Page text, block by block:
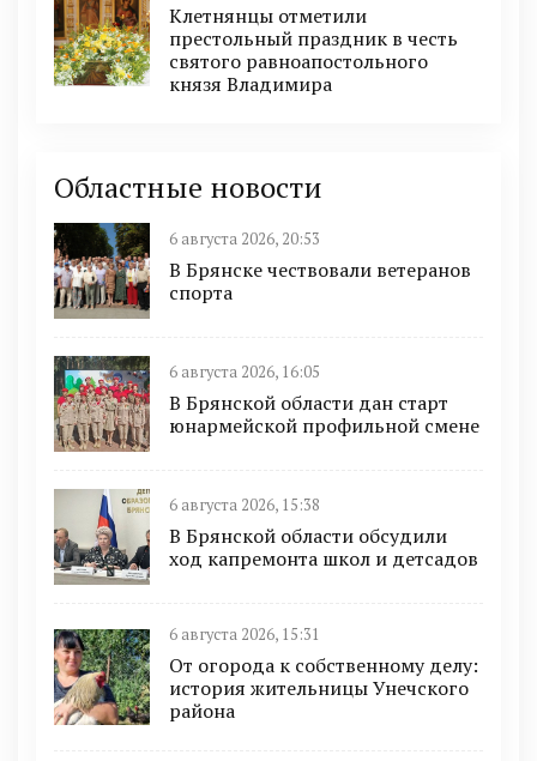
Клетнянцы отметили
престольный праздник в честь
святого равноапостольного
князя Владимира
Областные новости
6 августа 2026, 20:53
В Брянске чествовали ветеранов
спорта
6 августа 2026, 16:05
В Брянской области дан старт
юнармейской профильной смене
6 августа 2026, 15:38
В Брянской области обсудили
ход капремонта школ и детсадов
6 августа 2026, 15:31
От огорода к собственному делу:
история жительницы Унечского
района